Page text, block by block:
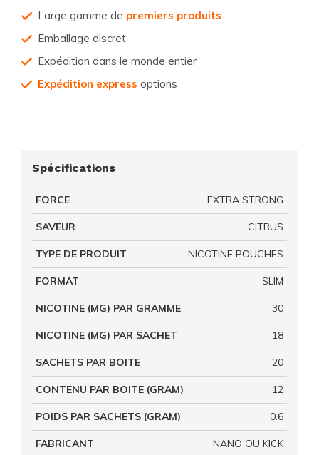
Large gamme de premiers produits
Emballage discret
Expédition dans le monde entier
Expédition express options
Spécifications
FORCE EXTRA STRONG
SAVEUR CITRUS
TYPE DE PRODUIT NICOTINE POUCHES
FORMAT SLIM
NICOTINE (MG) PAR GRAMME 30
NICOTINE (MG) PAR SACHET 18
SACHETS PAR BOITE 20
CONTENU PAR BOITE (GRAM) 12
POIDS PAR SACHETS (GRAM) 0.6
FABRICANT NANO OÜ KICK